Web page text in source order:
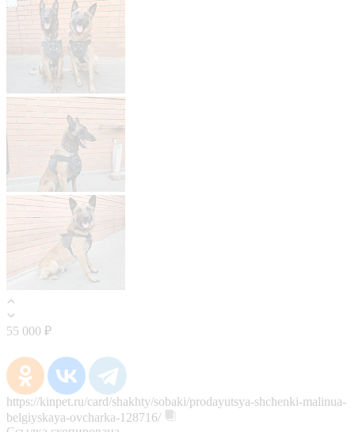
55 000 ₽
https://kinpet.ru/card/shakhty/sobaki/prodayutsya-shchenki-malinua-
belgiyskaya-ovcharka-128716/